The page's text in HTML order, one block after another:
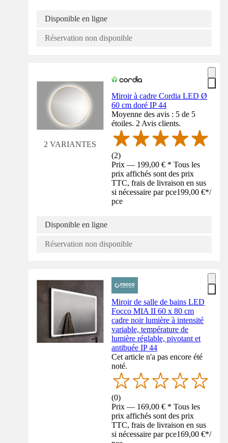
Disponible en ligne
Réservation non disponible
2 VARIANTES
Miroir à cadre Cordia LED Ø
60 cm doré IP 44
Moyenne des avis : 5 de 5
étoiles. 2 Avis clients.
(2)
Prix — 199,00 € * Tous les
prix affichés sont des prix
TTC, frais de livraison en sus
si nécessaire par pce199,00 €*/
pce
Disponible en ligne
Réservation non disponible
Miroir de salle de bains LED
Focco MIA II 60 x 80 cm
cadre noir lumière à intensité
variable, température de
lumière réglable, pivotant et
antibuée IP 44
Cet article n'a pas encore été
noté.
(0)
Prix — 169,00 € * Tous les
prix affichés sont des prix
TTC, frais de livraison en sus
si nécessaire par pce169,00 €*/